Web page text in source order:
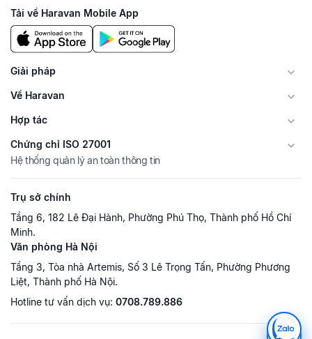
Tải về Haravan Mobile App
Giải pháp
Về Haravan
Hợp tác
Chứng chỉ ISO 27001
Hệ thống quản lý an toàn thông tin
Trụ sở chính
Tầng 6, 182 Lê Đại Hành, Phường Phú Thọ, Thành phố Hồ Chí
Minh.
Văn phòng Hà Nội
Tầng 3, Tòa nhà Artemis, Số 3 Lê Trọng Tấn, Phường Phương
Liệt, Thành phố Hà Nội.
Hotline tư vấn dịch vụ: 0708.789.886